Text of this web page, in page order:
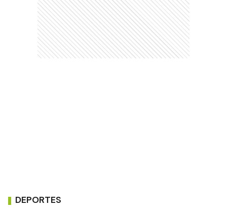
DEPORTES